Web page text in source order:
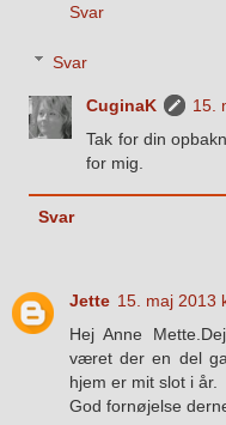
Svar
Svar
CuginaK
15.
Tak for din
for mig.
Svar
Jette 15. maj 2013
Hej Anne
været der en del
hjem er mit slot i år.
God fornøjelse